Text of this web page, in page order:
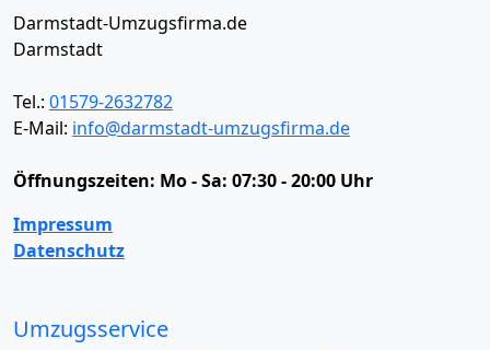
Darmstadt-Umzugsfirma.de
Darmstadt
Tel.: 01579-2632782
E-Mail: info@darmstadt-umzugsfirma.de
Öffnungszeiten: Mo - Sa: 07:30 - 20:00 Uhr
Impressum
Datenschutz
Umzugsservice